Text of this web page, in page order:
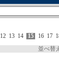
12 13 14 15 16 17
並べ